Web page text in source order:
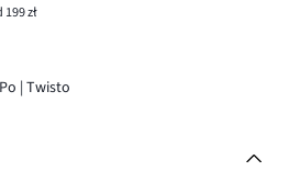
zł
| Twisto